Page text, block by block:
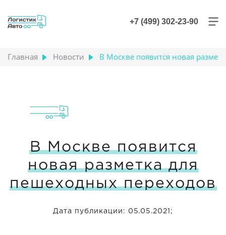
+7 (499) 302-23-90
Главная Новости В Москве появится новая
В Москве появится
новая разметка для
пешеходных переходов
Дата публикации: 05.05.2021;